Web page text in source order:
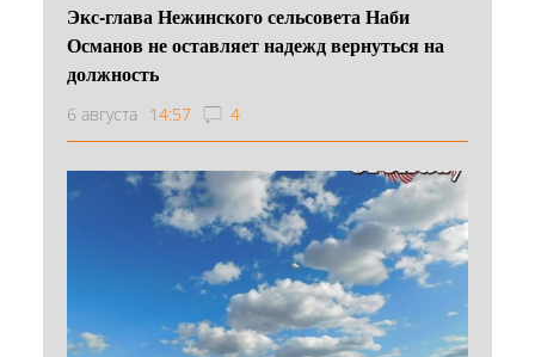
Экс-глава Нежинского сельсовета Наби
Османов не оставляет надежд вернуться на
должность
6 августа 14:57 4